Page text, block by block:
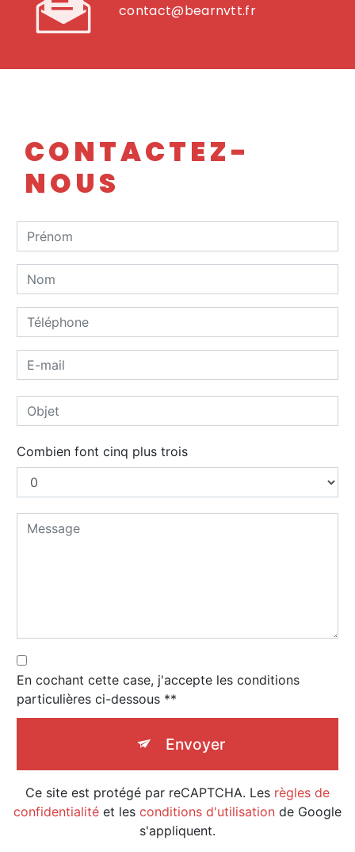
contact@bearnvtt.fr
CONTACTEZ-
NOUS
Combien font cinq plus trois
En cochant cette case, j'accepte les conditions
particulières ci-dessous **
Envoyer
Ce site est protégé par reCAPTCHA. Les règles de
confidentialité et les conditions d'utilisation de Google
s'appliquent.